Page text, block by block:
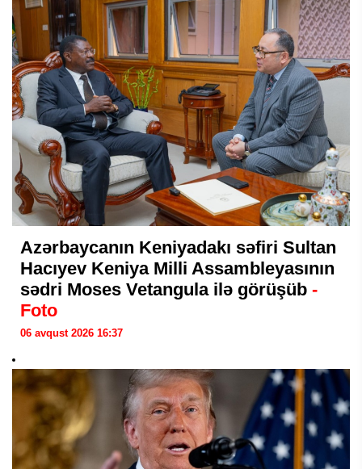
Azərbaycanın Keniyadakı səfiri Sultan
Hacıyev Keniya Milli Assambleyasının
sədri Moses Vetangula ilə görüşüb -
Foto
06 avqust 2026 16:37